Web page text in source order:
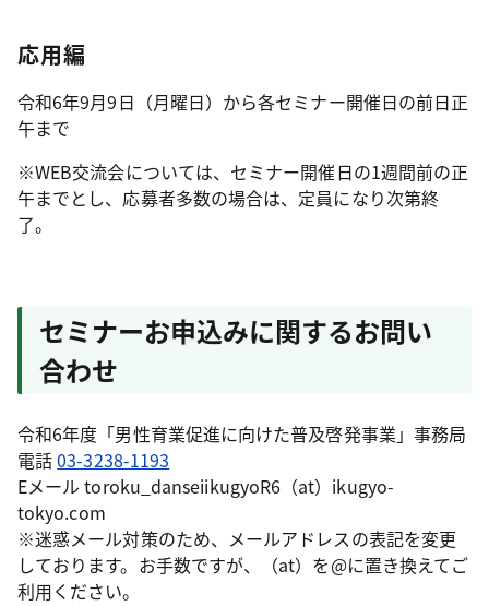
応用編
令和6年9月9日（月曜日）から各セミナー開催日の前日正
午まで
※WEB交流会については、セミナー開催日の1週間前の正
午までとし、応募者多数の場合は、定員になり次第終
了。
セミナーお申込みに関するお問い
合わせ
令和6年度「男性育業促進に向けた普及啓発事業」事務局
電話03-3238-1193
Eメール toroku_danseiikugyoR6（at）ikugyo-
tokyo.com
※迷惑メール対策のため、メールアドレスの表記を変更
しております。お手数ですが、（at）を@に置き換えてご
利用ください。